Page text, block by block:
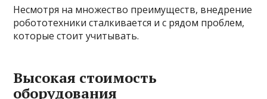
Несмотря на множество преимуществ, внедрение
робототехники сталкивается и с рядом проблем,
которые стоит учитывать.
Высокая стоимость
оборудования